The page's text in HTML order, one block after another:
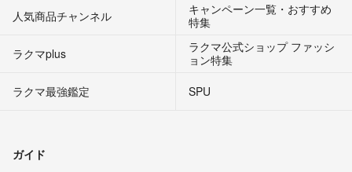
人気商品チャンネル
キャンペーン一覧・おすすめ
特集
ラクマplus
ラクマ公式ショップ ファッシ
ョン特集
ラクマ最強鑑定
SPU
ガイド